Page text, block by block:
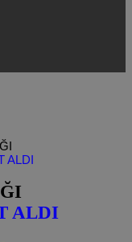
ALDI
ALDI